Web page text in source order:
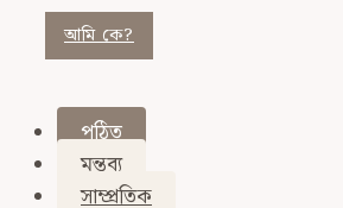
আমি কে?
পঠিত
মন্তব্য
সাম্প্রতিক